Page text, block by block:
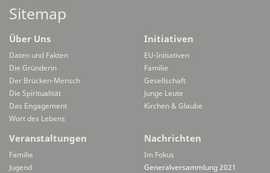
Sitemap
Über Uns
Daten und Fakten
Die Gründerin
Der Brücken-Mensch
Die Spiritualität
Das Engagement
Wort des Lebens
Initiativen
EU-Initiativen
Familie
Gesellschaft
Junge Leute
Kirchen & Glaube
Veranstaltungen
Familie
Jugend
Nachrichten
Im Fokus
Generalversammlung 2021